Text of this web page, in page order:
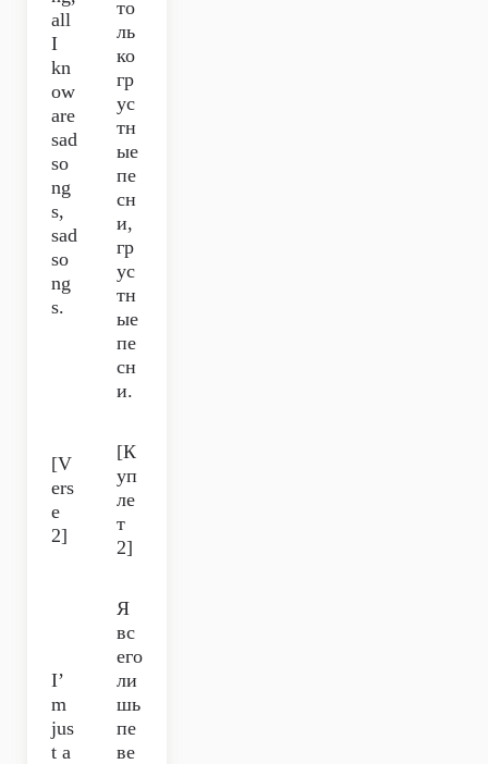
all
I
kn
ow
are
sad
so
ng
s,
sad
so
ng
s.
то
ль
ко
гр
ус
тн
ые
пе
сн
и,
гр
ус
тн
ые
пе
сн
и.
[V
ers
e
2]
[К
уп
ле
т
2]
I’
m
jus
t a
Я
вс
его
ли
шь
пе
ве